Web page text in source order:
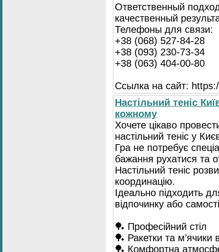
Ответственный
качественный
Телефоны для связи:
+38 (068) 527-84-28
+38 (093) 230-73-34
+38 (063) 404-00-80
Ссылка на сайт:
Настільний теніс
кожному
Хочете цікаво
настільний теніс у
Гра не потребує
бажання рухатися та
Настільний теніс
координацію.
Ідеально підходить
відпочинку або
🏓 Професійний стіл
🏓 Ракетки та м’ячики
🏓 Комфортна